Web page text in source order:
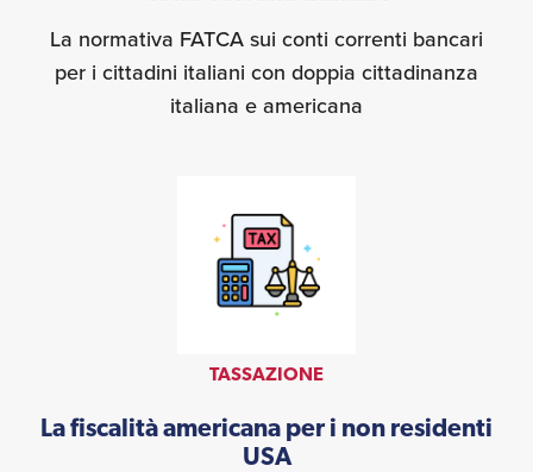
La normativa FATCA sui conti correnti bancari
per i cittadini italiani con doppia cittadinanza
italiana e americana
TASSAZIONE
La fiscalità americana per i non residenti
USA